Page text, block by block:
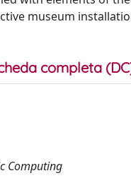
museum
completa
Computing